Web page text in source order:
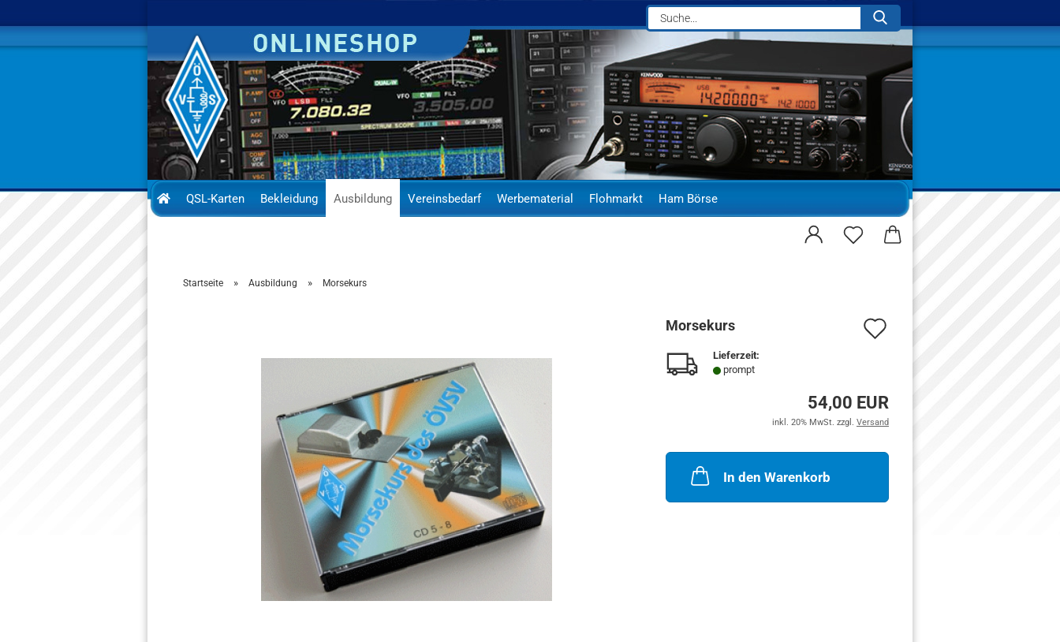
Suche...
QSL-Karten Bekleidung Ausbildung Vereinsbedarf Werbematerial Flohmarkt Ham Börse
Startseite » Ausbildung » Morsekurs
Morsekurs
Lieferzeit:
prompt
54,00 EUR
inkl. 20% MwSt. zzgl. Versand
In den Warenkorb